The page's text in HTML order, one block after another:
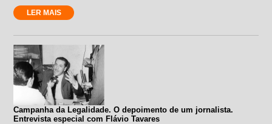
LER MAIS
Campanha da Legalidade. O depoimento de um jornalista.
Entrevista especial com Flávio Tavares